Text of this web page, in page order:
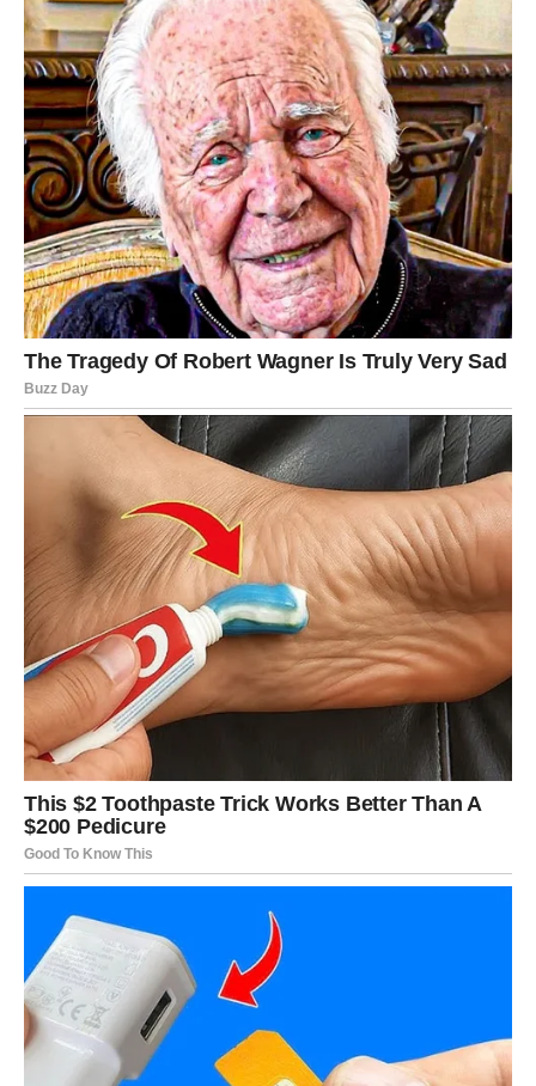
detalje.
Moguća je prilika vezana za inostranstvo, putovanje ili
online projekat. Ako si disciplinovan, možeš ostvariti
stabilan prihod.
JARAC – NAGRADA ZA
ODGOVORNOST
Jarac ulazi u povoljan finansijski period. Trud, rad i
disciplina počinju da daju konkretne rezultate. Moguće je
priznanje, povišica ili dogovor koji ti osigurava stabilnost.
Ovo je period u kojem donosiš dugoročne odluke – i to je
tvoja prednost. Ne troši impulsivno, već ulaži u sigurnost.
VODOLIJA – KREATIVNA IDEJA
KAO IZVOR PRIHODA
Vodolija može osetiti potrebu da promeni način zarade.
Kreativna ideja može biti početak novog projekta, ali
zahteva disciplinu i plan.
Izbegavaj nepromišljene troškove i drži se budžeta. Ako
uložiš energiju u nešto novo – krajem sedmice možeš
videti prve rezultate.
RIBE – PAZI NA EMOTIVNO
TROŠENJE
Ribe mogu biti sklone da troše kako bi podigle
raspoloženje. Međutim, kraj sedmice može doneti